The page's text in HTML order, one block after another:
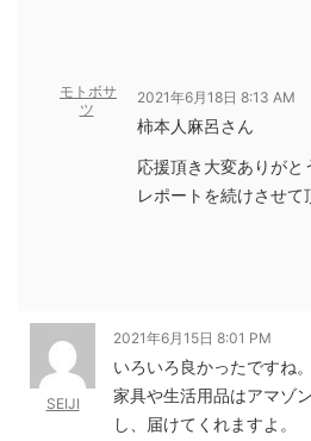
モトボサ
ツ
2021年6月18日 8:13 AM
柿本人麻呂さん
応援頂き大変ありがと
レポートを続けさせて
SEIJI
2021年6月15日 8:01 PM
いろいろ良かったですね。
家具や生活用品はアマゾ
し、届けてくれますよ。